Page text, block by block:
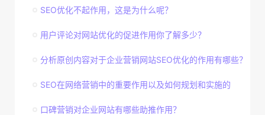
SEO优化不起作用，这是为什么呢？
用户评论对网站优化的促进作用你了解多少？
分析原创内容对于企业营销网站SEO优化的作用有哪些？
SEO在网络营销中的重要作用以及如何规划和实施的
口碑营销对企业网站有哪些助推作用？